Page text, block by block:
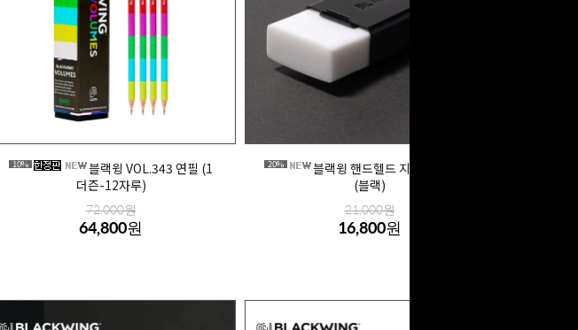
10%
블랙윙 VOL.343 연필 (1
더즌-12자루)
72,000원
64,800원
20%
블랙윙 핸드헬드 지우개+케이스
(블랙)
21,000원
16,800원